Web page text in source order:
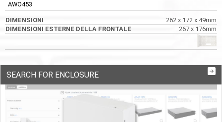
AWO453
262 x 172 x 49mm
267 x 176mm
SEARCH FOR ENCLOSURE